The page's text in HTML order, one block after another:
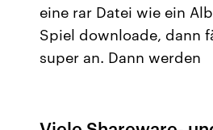
eine rar Datei wie ein
Spiel downloade, dann
super an. Dann werden